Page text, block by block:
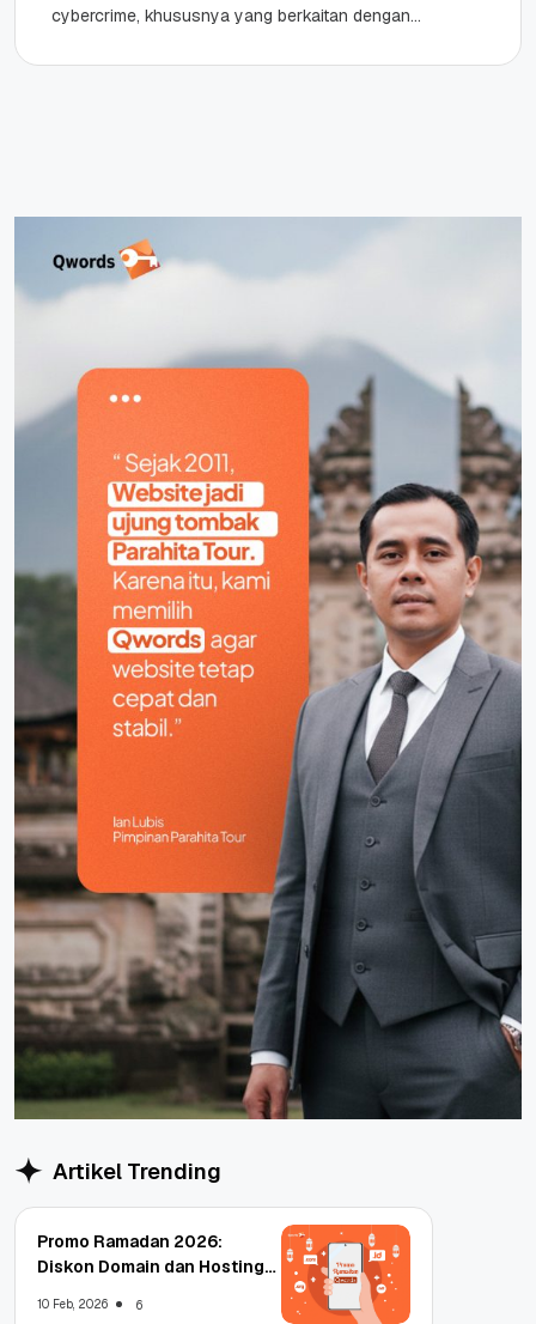
cybercrime, khususnya yang berkaitan dengan
sejumlah negara...
Artikel Trending
Promo Ramadan 2026:
Diskon Domain dan Hosting
10 Feb, 2026 6